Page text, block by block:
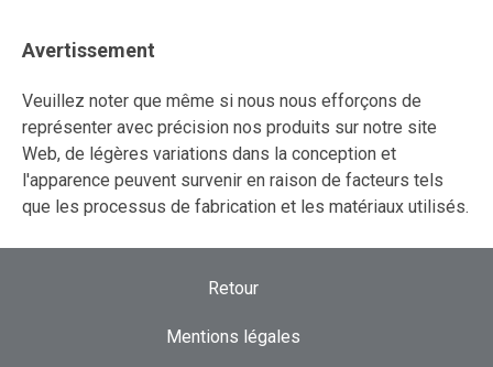
Avertissement
Veuillez noter que même si nous nous efforçons de
représenter avec précision nos produits sur notre site
Web, de légères variations dans la conception et
l'apparence peuvent survenir en raison de facteurs tels
que les processus de fabrication et les matériaux utilisés.
Retour
Mentions légales